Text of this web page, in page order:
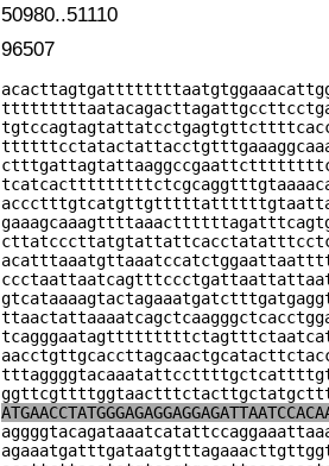
50980..51110
96507